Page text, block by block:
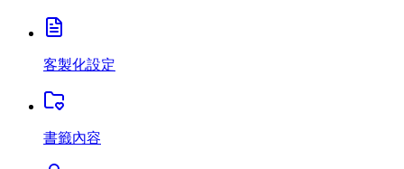
客製化設定
書籤內容